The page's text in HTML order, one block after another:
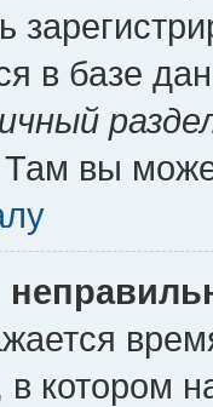
в базе
вы
в котором